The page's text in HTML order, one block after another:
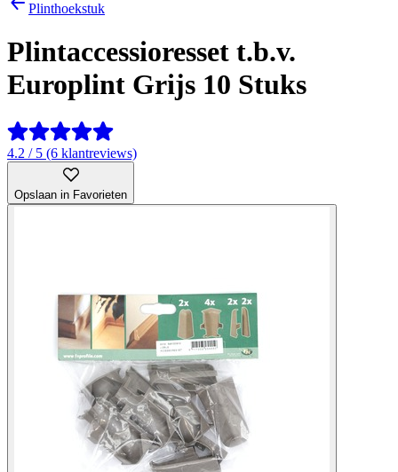
Plinthoekstuk
Plintaccessioresset t.b.v.
Europlint Grijs 10 Stuks
4.2 / 5 (6 klantreviews)
Opslaan in Favorieten